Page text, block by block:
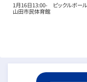
1月16日13:00- ピックルボー
山田市民体育館